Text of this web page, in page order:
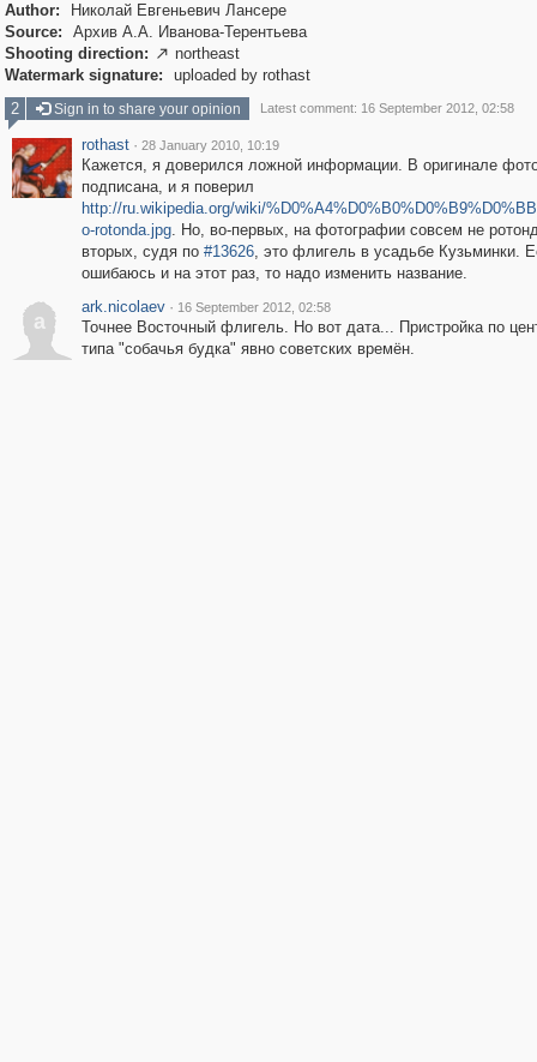
Author:
Николай Евгеньевич Лансере
Source:
Архив А.А. Иванова-Терентьева
Shooting direction:  northeast
Watermark signature:
uploaded by rothast
2
Sign in to share your opinion Latest comment: 16 September 2012, 02:58
rothast · 28 January 2010, 10:19
Кажется, я доверился ложной информации. В оригинале
подписана, и я поверил
http://ru.wikipedia.org/wiki/
o-rotonda.jpg. Но, во-первых, на фотографии совсем не
вторых, судя по #13626, это флигель в усадьбе Кузьминки.
ошибаюсь и на этот раз, то надо изменить название.
a
ark.nicolaev · 16 September 2012, 02:58
Точнее Восточный флигель. Но вот дата... Пристройка по
типа "собачья будка" явно советских времён.